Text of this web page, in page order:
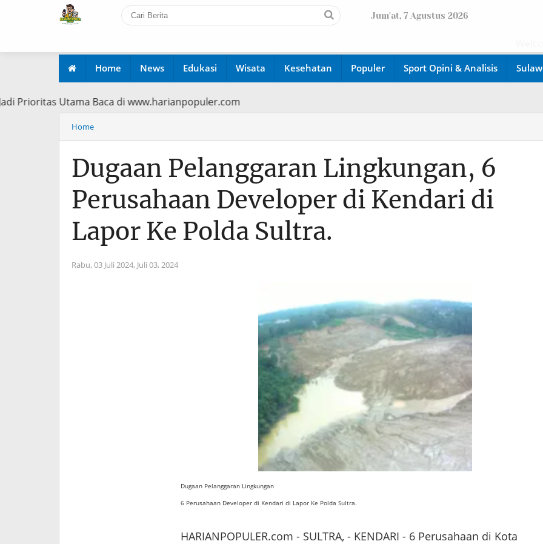
Jum'at, 7 Agustus 2026
Home News Edukasi Wisata Kesehatan Populer Sport Opini & Analisis
Jadi Prioritas Utama Baca di www.harianpopuler.com
Home
Dugaan Pelanggaran Lingkungan, 6
Perusahaan Developer di Kendari di
Lapor Ke Polda Sultra.
Rabu, 03 Juli 2024, Juli 03, 2024
Dugaan Pelanggaran Lingkungan
6 Perusahaan Developer di Kendari di Lapor Ke Polda Sultra.
HARIANPOPULER.com - SULTRA, - KENDARI - 6 Perusahaan di Kota